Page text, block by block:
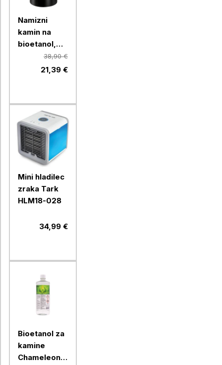
Namizni
kamin na
bioetanol,
Chameleon
LLW-TF002,
38,90 €
21,39 €
Mini hladilec
zraka Tark
HLM18-028
34,99 €
Bioetanol za
kamine
Chameleon